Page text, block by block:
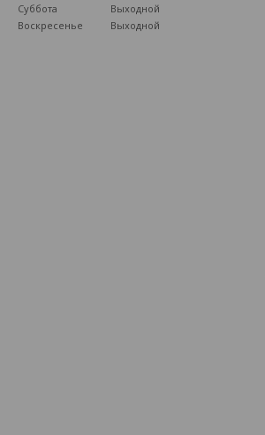
Суббота
Выходной
Воскресенье
Выходной